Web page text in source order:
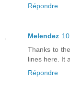
Répondre
Melendez
Thanks to
lines here. It
Répondre